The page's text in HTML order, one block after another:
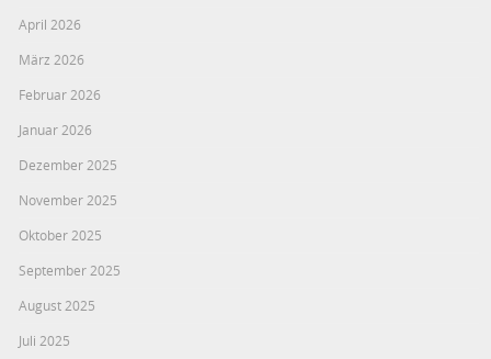
April 2026
März 2026
Februar 2026
Januar 2026
Dezember 2025
November 2025
Oktober 2025
September 2025
August 2025
Juli 2025